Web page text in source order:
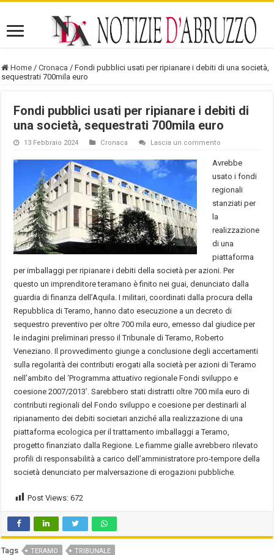
Home / Cronaca / Fondi pubblici usati per ripianare i debiti di una società,
sequestrati 700mila euro
Fondi pubblici usati per ripianare i debiti di
una società, sequestrati 700mila euro
13 Febbraio 2024 Cronaca Lascia un commento
Avrebbe
usato i fondi
regionali
stanziati per
la
realizzazione
di una
piattaforma
per imballaggi per ripianare i debiti della società per azioni. Per
questo un imprenditore teramano è finito nei guai, denunciato dalla
guardia di finanza dell’Aquila. I militari, coordinati dalla procura della
Repubblica di Teramo, hanno dato esecuzione a un decreto di
sequestro preventivo per oltre 700 mila euro, emesso dal giudice per
le indagini preliminari presso il Tribunale di Teramo, Roberto
Veneziano. Il provvedimento giunge a conclusione degli accertamenti
sulla regolarità dei contributi erogati alla società per azioni di Teramo
nell’ambito del ‘Programma attuativo regionale Fondi sviluppo e
coesione 2007/2013’. Sarebbero stati distratti oltre 700 mila euro di
contributi regionali del Fondo sviluppo e coesione per destinarli al
ripianamento dei debiti societari anziché alla realizzazione di una
piattaforma ecologica per il trattamento imballaggi a Teramo,
progetto finanziato dalla Regione. Le fiamme gialle avrebbero rilevato
profili di responsabilità a carico dell’amministratore pro-tempore della
società denunciato per malversazione di erogazioni pubbliche.
Post Views: 672
Tags TERAMO TRIBUNALE